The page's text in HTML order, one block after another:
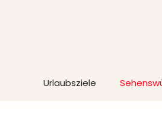
Urlaubsziele